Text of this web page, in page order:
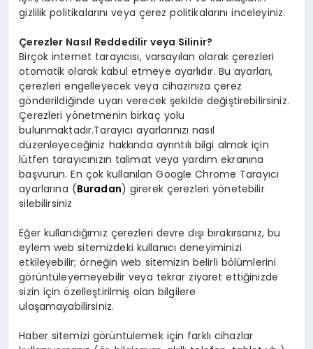
gizlilik politikalarını veya çerez politikalarını inceleyiniz.
Çerezler Nasıl Reddedilir veya Silinir?
Birçok internet tarayıcısı, varsayılan olarak çerezleri
otomatik olarak kabul etmeye ayarlıdır. Bu ayarları,
çerezleri engelleyecek veya cihazınıza çerez
gönderildiğinde uyarı verecek şekilde değiştirebilirsiniz.
Çerezleri yönetmenin birkaç yolu
bulunmaktadır.Tarayıcı ayarlarınızı nasıl
düzenleyeceğiniz hakkında ayrıntılı bilgi almak için
lütfen tarayıcınızın talimat veya yardım ekranına
başvurun. En çok kullanılan Google Chrome Tarayıcı
ayarlarına (Buradan) girerek çerezleri yönetebilir
silebilirsiniz
Eğer kullandığımız çerezleri devre dışı bırakırsanız, bu
eylem web sitemizdeki kullanıcı deneyiminizi
etkileyebilir; örneğin web sitemizin belirli bölümlerini
görüntüleyemeyebilir veya tekrar ziyaret ettiğinizde
sizin için özelleştirilmiş olan bilgilere
ulaşamayabilirsiniz.
Haber sitemizi görüntülemek için farklı cihazlar